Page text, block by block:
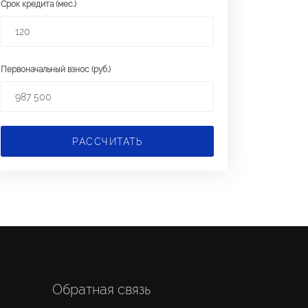
Срок кредита (мес.)
Первоначальный взнос (руб.)
РАССЧИТАТЬ
Обратная связь